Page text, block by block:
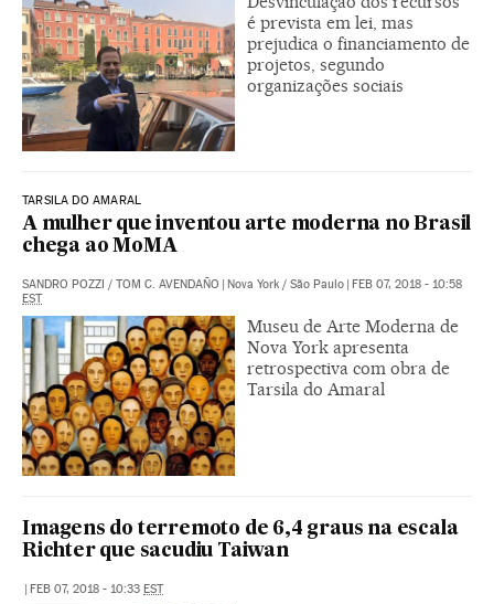
é prevista em lei, mas
prejudica o financiamento de
projetos, segundo
organizações sociais
TARSILA DO AMARAL
A mulher que inventou arte moderna no Brasil
chega ao MoMA
SANDRO POZZI / TOM C. AVENDAÑO | Nova York / São Paulo | FEB 07, 2018 - 10:58
EST
Museu de Arte Moderna de
Nova York apresenta
retrospectiva com obra de
Tarsila do Amaral
Imagens do terremoto de 6,4 graus na escala
Richter que sacudiu Taiwan
| FEB 07, 2018 - 10:33 EST